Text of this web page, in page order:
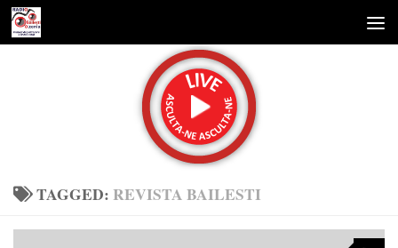
Skip to content
TAGGED: REVISTA BAILESTI